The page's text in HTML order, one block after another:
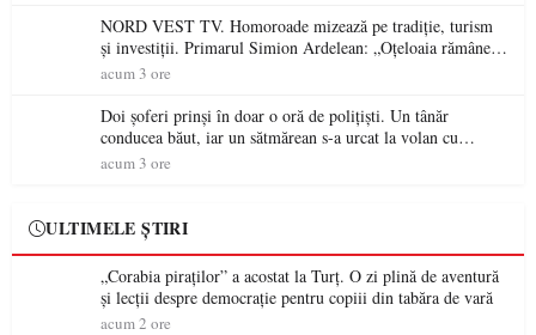
NORD VEST TV. Homoroade mizează pe tradiție, turism
și investiții. Primarul Simion Ardelean: „Oțeloaia rămâne
un brand al Codrului”
acum 3 ore
Doi șoferi prinși în doar o oră de polițiști. Un tânăr
conducea băut, iar un sătmărean s-a urcat la volan cu
permisul suspendat
acum 3 ore
ULTIMELE ȘTIRI
„Corabia piraților” a acostat la Turț. O zi plină de aventură
și lecții despre democrație pentru copiii din tabăra de vară
acum 2 ore